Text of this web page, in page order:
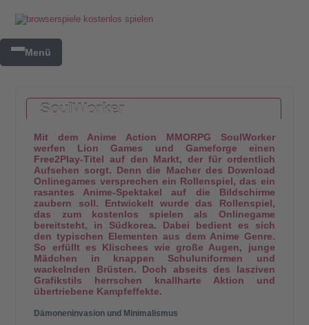
Menü
SoulWorker
Mit dem Anime Action MMORPG SoulWorker
werfen Lion Games und Gameforge einen
Free2Play-Titel auf den Markt, der für ordentlich
Aufsehen sorgt. Denn die Macher des Download
Onlinegames versprechen ein Rollenspiel, das ein
rasantes Anime-Spektakel auf die Bildschirme
zaubern soll. Entwickelt wurde das Rollenspiel,
das zum kostenlos spielen als Onlinegame
bereitsteht, in Südkorea. Dabei bedient es sich
den typischen Elementen aus dem Anime Genre.
So erfüllt es Klischees wie große Augen, junge
Mädchen in knappen Schuluniformen und
wackelnden Brüsten. Doch abseits des lasziven
Grafikstils herrschen knallharte Aktion und
übertriebene Kampfeffekte.
Dämoneninvasion und Minimalismus